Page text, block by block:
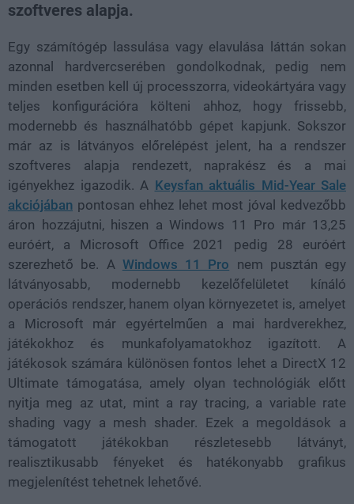
szoftveres alapja.
Egy számítógép lassulása vagy elavulása láttán sokan
azonnal hardvercserében gondolkodnak, pedig nem
minden esetben kell új processzorra, videokártyára vagy
teljes konfigurációra költeni ahhoz, hogy frissebb,
modernebb és használhatóbb gépet kapjunk. Sokszor
már az is látványos előrelépést jelent, ha a rendszer
szoftveres alapja rendezett, naprakész és a mai
igényekhez igazodik. A Keysfan aktuális Mid-Year Sale
akciójában pontosan ehhez lehet most jóval kedvezőbb
áron hozzájutni, hiszen a Windows 11 Pro már 13,25
euróért, a Microsoft Office 2021 pedig 28 euróért
szerezhető be. A Windows 11 Pro nem pusztán egy
látványosabb, modernebb kezelőfelületet kínáló
operációs rendszer, hanem olyan környezetet is, amelyet
a Microsoft már egyértelműen a mai hardverekhez,
játékokhoz és munkafolyamatokhoz igazított. A
játékosok számára különösen fontos lehet a DirectX 12
Ultimate támogatása, amely olyan technológiák előtt
nyitja meg az utat, mint a ray tracing, a variable rate
shading vagy a mesh shader. Ezek a megoldások a
támogatott játékokban részletesebb látványt,
realisztikusabb fényeket és hatékonyabb grafikus
megjelenítést tehetnek lehetővé.